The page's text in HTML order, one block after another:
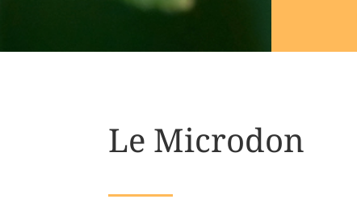
Le Microdon